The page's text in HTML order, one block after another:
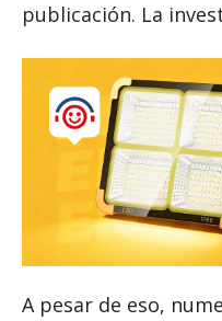
publicación. La
A pesar de eso,